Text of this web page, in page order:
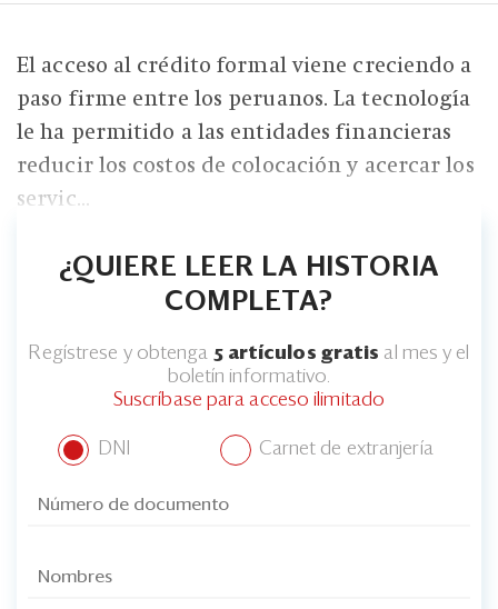
El acceso al crédito formal viene creciendo a
paso firme entre los peruanos. La tecnología
le ha permitido a las entidades financieras
reducir los costos de colocación y acercar los
servic...
¿QUIERE LEER LA HISTORIA
COMPLETA?
Regístrese y obtenga 5 artículos gratis al mes y el
boletín informativo.
Suscríbase para acceso ilimitado
DNI Carnet de extranjería